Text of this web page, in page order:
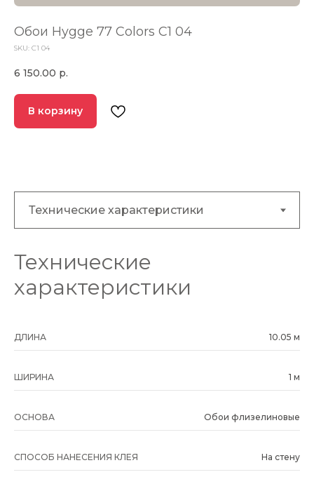
Обои Hygge 77 Colors C1 04
SKU: C1 04
6 150.00 р.
В корзину
Технические
характеристики
ДЛИНА 10.05 м
ШИРИНА 1 м
ОСНОВА Обои флизелиновые
СПОСОБ НАНЕСЕНИЯ КЛЕЯ На стену